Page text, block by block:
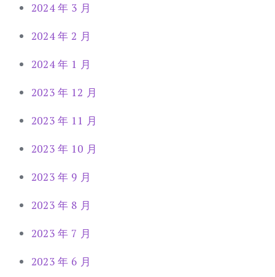
2024 年 3 月
2024 年 2 月
2024 年 1 月
2023 年 12 月
2023 年 11 月
2023 年 10 月
2023 年 9 月
2023 年 8 月
2023 年 7 月
2023 年 6 月